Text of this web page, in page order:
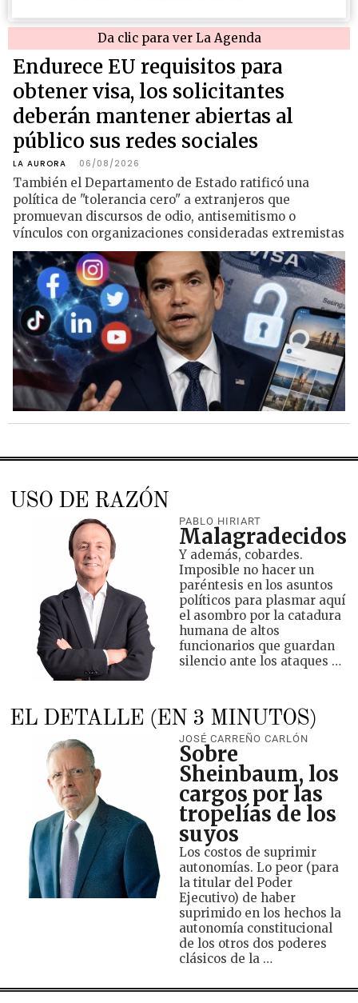
Da clic para ver La Agenda
Endurece EU requisitos para
obtener visa, los solicitantes
deberán mantener abiertas al
público sus redes sociales
LA AURORA 06/08/2026
También el Departamento de Estado ratificó una
política de "tolerancia cero" a extranjeros que
promuevan discursos de odio, antisemitismo o
vínculos con organizaciones consideradas extremistas
USO DE RAZÓN
PABLO HIRIART
Malagradecidos
Y además, cobardes.
Imposible no hacer un
paréntesis en los asuntos
políticos para plasmar aquí
el asombro por la catadura
humana de altos
funcionarios que guardan
silencio ante los ataques …
EL DETALLE (EN 3 MINUTOS)
JOSÉ CARREÑO CARLÓN
Sobre
Sheinbaum, los
cargos por las
tropelías de los
suyos
Los costos de suprimir
autonomías. Lo peor (para
la titular del Poder
Ejecutivo) de haber
suprimido en los hechos la
autonomía constitucional
de los otros dos poderes
clásicos de la …